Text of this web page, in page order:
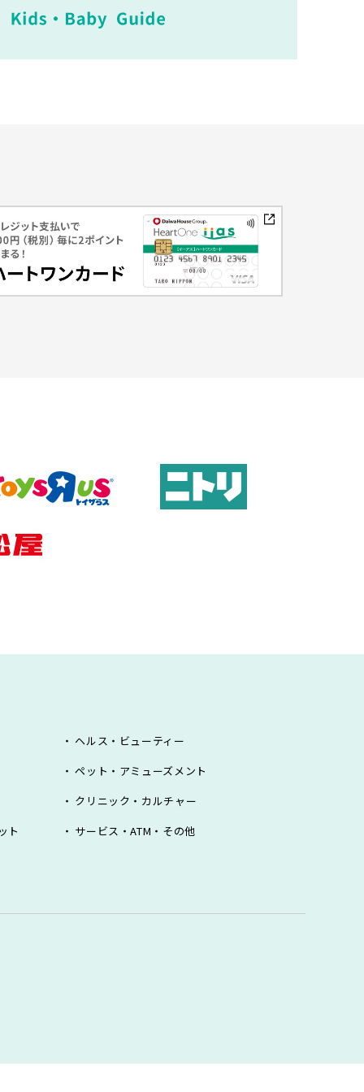
ヘルス・ビューティー
ペット・アミューズメント
クリニック・カルチャー
ト
サービス・ATM・その他